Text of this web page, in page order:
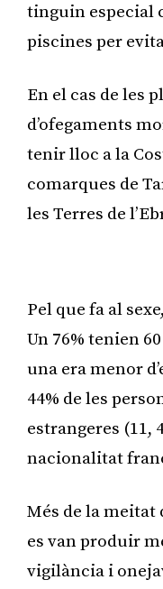
tinguin especial
piscines per
En el cas de les
d’ofegaments
tenir lloc a la
comarques de
les Terres de
Pel que fa al
Un 76% tenien
una era menor
44% de les
estrangeres (11,
nacionalitat
Més de la meitat
es van produir
vigilància i